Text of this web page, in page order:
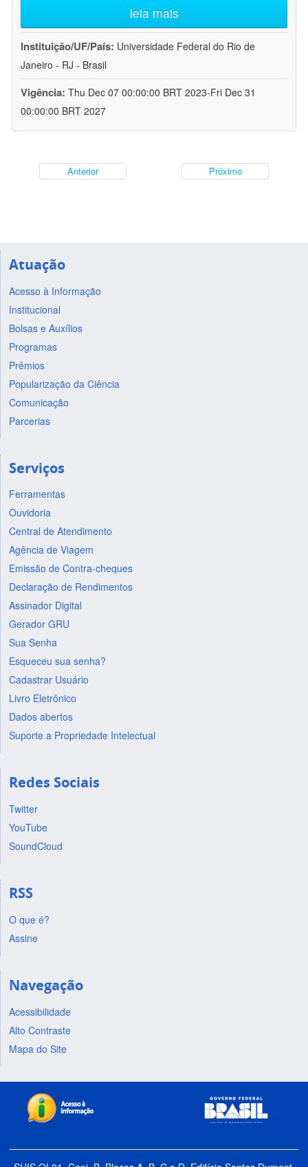
leia mais
Instituição/UF/País: Universidade Federal do Rio de
Janeiro - RJ - Brasil
Vigência: Thu Dec 07 00:00:00 BRT 2023-Fri Dec 31
00:00:00 BRT 2027
Anterior Próximo
Atuação
Acesso à Informação
Institucional
Bolsas e Auxílios
Programas
Prêmios
Popularização da Ciência
Comunicação
Parcerias
Serviços
Ferramentas
Ouvidoria
Central de Atendimento
Agência de Viagem
Emissão de Contra-cheques
Declaração de Rendimentos
Assinador Digital
Gerador GRU
Sua Senha
Esqueceu sua senha?
Cadastrar Usuário
Livro Eletrônico
Dados abertos
Suporte a Propriedade Intelectual
Redes Sociais
Twitter
YouTube
SoundCloud
RSS
O que é?
Assine
Navegação
Acessibilidade
Alto Contraste
Mapa do Site